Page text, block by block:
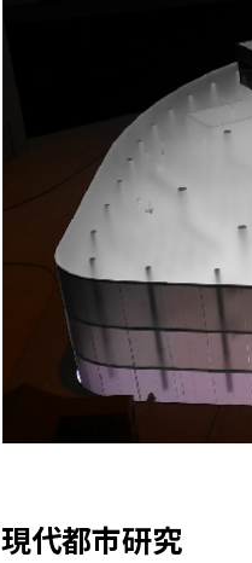
現代都市研究